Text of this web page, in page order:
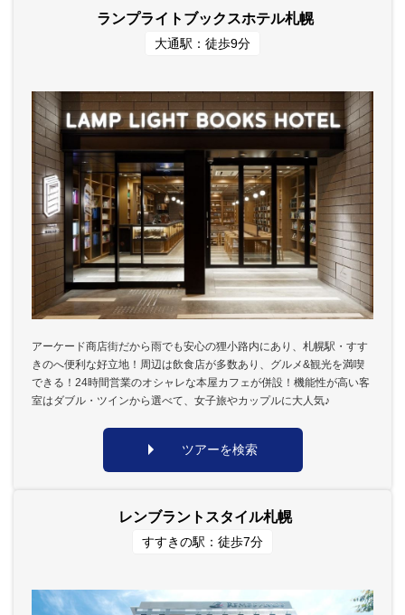
ランプライトブックスホテル札幌
大通駅：徒歩9分
アーケード商店街だから雨でも安心の狸小路内にあり、札幌駅・すす
きのへ便利な好立地！周辺は飲食店が多数あり、グルメ&観光を満喫
できる！24時間営業のオシャレな本屋カフェが併設！機能性が高い客
室はダブル・ツインから選べて、女子旅やカップルに大人気♪
ツアーを検索
レンブラントスタイル札幌
すすきの駅：徒歩7分